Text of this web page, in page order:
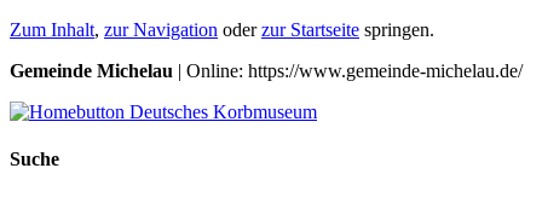
Zum Inhalt, zur Navigation oderzur Startseite springen.
Gemeinde Michelau | Online: https://www.gemeinde-michelau.de/
Suche